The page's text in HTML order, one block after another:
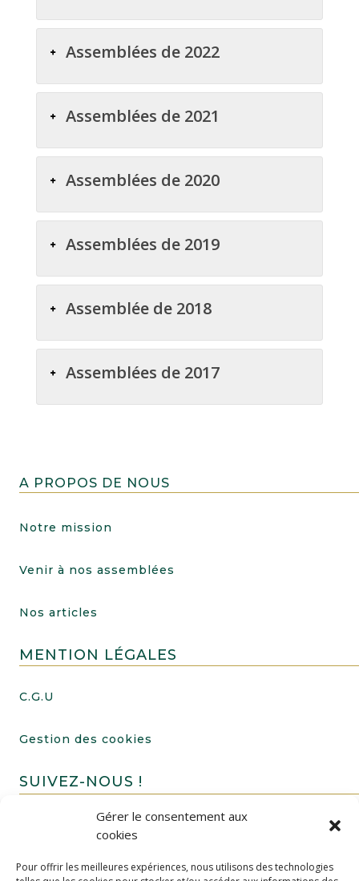
Gérer le consentement aux
cookies
Pour offrir les meilleures expériences, nous utilisons des technologies
Assemblées de 2022
Assemblées de 2021
Assemblées de 2020
Assemblées de 2019
Assemblée de 2018
Assemblées de 2017
A PROPOS DE NOUS
Notre mission
Venir à nos assemblées
Nos articles
MENTION LÉGALES
C.G.U
Gestion des cookies
SUIVEZ-NOUS !